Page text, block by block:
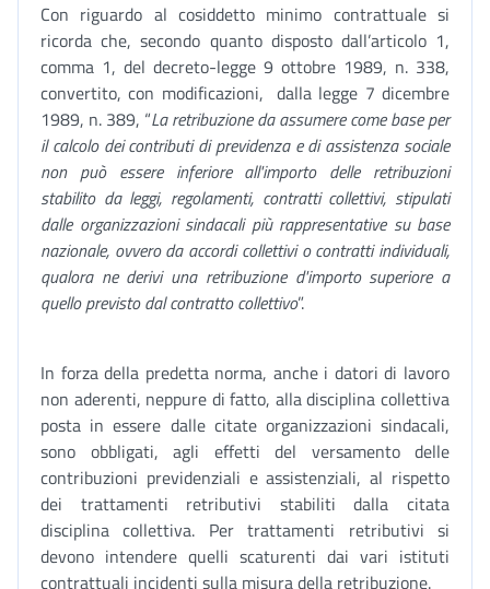
Con riguardo al cosiddetto minimo contrattuale si
ricorda che, secondo quanto disposto dall’articolo 1,
comma 1, del decreto-legge 9 ottobre 1989, n. 338,
convertito, con modificazioni, dalla legge 7 dicembre
1989, n. 389, “La retribuzione da assumere come base per
il calcolo dei contributi di previdenza e di assistenza sociale
non può essere inferiore all'importo delle retribuzioni
stabilito da leggi, regolamenti, contratti collettivi, stipulati
dalle organizzazioni sindacali più rappresentative su base
nazionale, ovvero da accordi collettivi o contratti individuali,
qualora ne derivi una retribuzione d'importo superiore a
quello previsto dal contratto collettivo”.
In forza della predetta norma, anche i datori di lavoro
non aderenti, neppure di fatto, alla disciplina collettiva
posta in essere dalle citate organizzazioni sindacali,
sono obbligati, agli effetti del versamento delle
contribuzioni previdenziali e assistenziali, al rispetto
dei trattamenti retributivi stabiliti dalla citata
disciplina collettiva. Per trattamenti retributivi si
devono intendere quelli scaturenti dai vari istituti
contrattuali incidenti sulla misura della retribuzione.